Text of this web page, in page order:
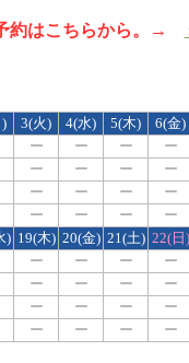
約はこちらから。→
3(火) 4(水) 5(木) 6(金)
ー ー ー
ー
ー ー ー
ー
ー ー ー
ー
ー ー ー ー
) 19(木) 20(金) 21(土) 22(日)
ー ー ー
ー
ー ー ー
ー
ー ー ー
ー
ー ー ー ー